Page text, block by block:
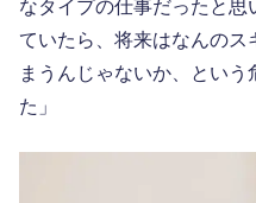
なタイプの仕事だったと
ていたら、将来はなんのス
まうんじゃないか、とい
た」